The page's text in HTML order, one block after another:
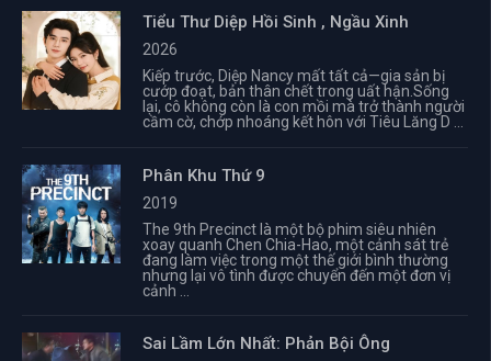
Tiểu Thư Diệp Hồi Sinh , Ngầu Xinh
2026
Kiếp trước, Diệp Nancy mất tất cả—gia sản bị
cướp đoạt, bản thân chết trong uất hận.Sống
lại, cô không còn là con mồi mà trở thành người
cầm cờ, chớp nhoáng kết hôn với Tiêu Lăng D ...
Phân Khu Thứ 9
2019
The 9th Precinct là một bộ phim siêu nhiên
xoay quanh Chen Chia-Hao, một cảnh sát trẻ
đang làm việc trong một thế giới bình thường
nhưng lại vô tình được chuyển đến một đơn vị
cảnh ...
Sai Lầm Lớn Nhất: Phản Bội Ông